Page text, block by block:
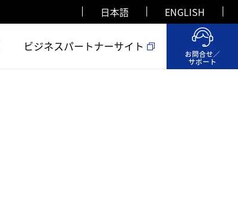
日本語 ENGLISH
ビジネスパートナーサイト
お問合せ／
サポート